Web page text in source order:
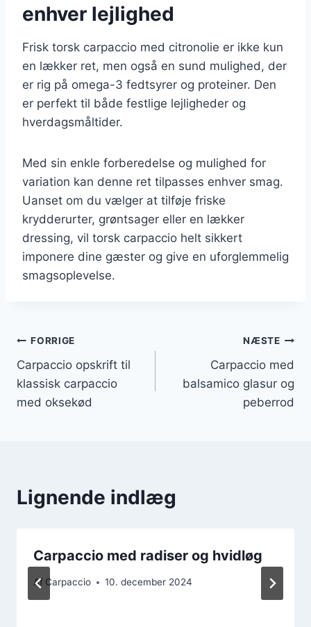
enhver lejlighed
Frisk torsk carpaccio med citronolie er ikke kun
en lækker ret, men også en sund mulighed, der
er rig på omega-3 fedtsyrer og proteiner. Den
er perfekt til både festlige lejligheder og
hverdagsmåltider.
Med sin enkle forberedelse og mulighed for
variation kan denne ret tilpasses enhver smag.
Uanset om du vælger at tilføje friske
krydderurter, grøntsager eller en lækker
dressing, vil torsk carpaccio helt sikkert
imponere dine gæster og give en uforglemmelig
smagsoplevelse.
Indlægsnavigation
FORRIGE
Carpaccio opskrift til
klassisk carpaccio
med oksekød
NÆSTE
Carpaccio med
balsamico glasur og
peberrod
Lignende indlæg
Carpaccio med radiser og hvidløg
Af Carpaccio 10. december 2024